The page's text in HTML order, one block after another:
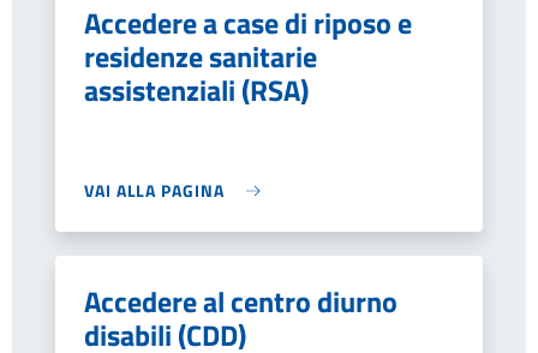
Accedere a case di riposo e
residenze sanitarie
assistenziali (RSA)
VAI ALLA PAGINA
Accedere al centro diurno
disabili (CDD)